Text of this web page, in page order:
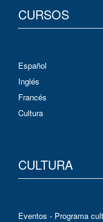
CURSOS
Español
Inglés
Francés
Cultura
CULTURA
Eventos - Programa